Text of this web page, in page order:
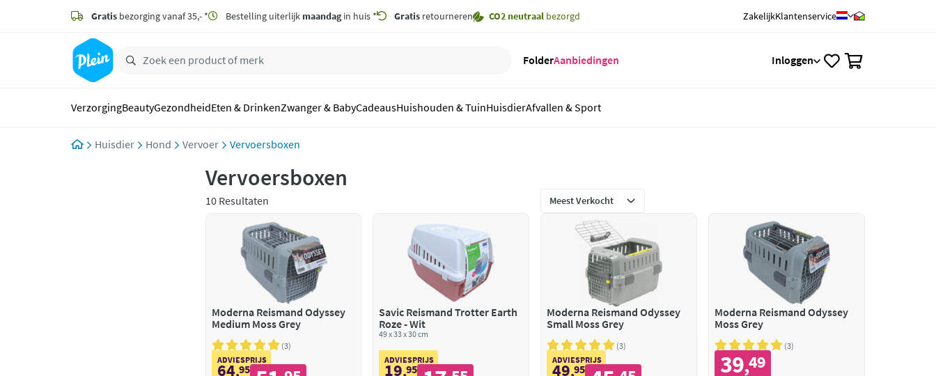
zoeken
hoofdinhoud
Gratis bezorging vanaf 35,- * Bestelling uiterlijk maandagin huis * Gratis retourneren CO2 neutraal bezorgd ZakelijkKlantenservice
FolderAanbiedingen Inloggen
VerzorgingBeautyGezondheidEten & DrinkenZwanger & BabyCadeausHuishouden & TuinHuisdierAfvallen & Sport
Huisdier Hond Vervoer Vervoersboxen
Vervoersboxen
10 Resultaten
Moderna Reismand Odyssey
Medium Moss Grey
3
ADVIESPRIJS
64,95
Savic Reismand Trotter Earth
Roze - Wit
49 x 33 x 30 cm
ADVIESPRIJS
19,95
Moderna Reismand Odyssey
Small Moss Grey
3
ADVIESPRIJS
49,95
Moderna Reismand Odyssey
Moss Grey
3
39,49